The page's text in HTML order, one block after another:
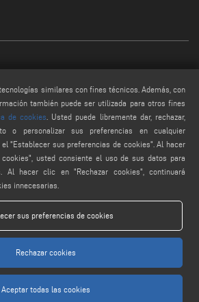
www.voilap.com
similares con fines técnicos. Además, con
también puede ser utilizada para otros fines
de cookies . Usted puede libremente dar, rechazar,
o personalizar sus preferencias en cualquier
"Establecer sus preferencias de cookies". Al hacer
usted consiente el uso de sus datos para
Al hacer clic en "Rechazar cookies", continuará
innecesarias.
sus preferencias de cookies
Rechazar cookies
Aceptar todas las cookies